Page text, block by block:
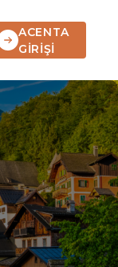
ACENTA
GİRİŞİ